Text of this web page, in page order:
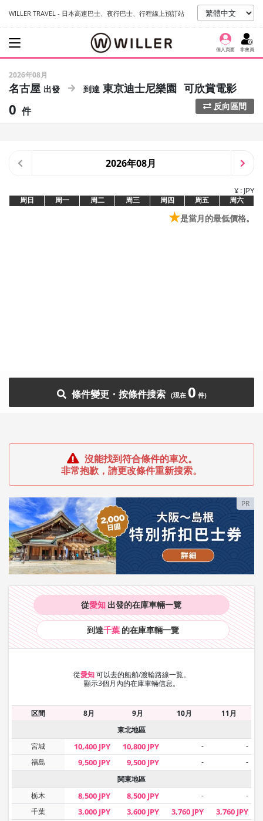
WILLER TRAVEL - 日本高速巴士、夜行巴士、行程線上預訂站
個人頁面 非會員
2026年08月
名古屋 東京迪士尼樂園 可欣賞電影
0 件 反向區間
2026年08月
¥ : JPY
周日 周一 周二 周三 周四 周五 周六
★是當月的最低價格。
條件變更・按條件搜索 0
沒能找到符合條件的車次。
非常抱歉，請更改條件重新搜索。
PR
從愛知 出發的在庫車輛一覽
到達千葉 的在庫車輛一覽
從愛知 可以去的船舶/渡輪路線一覧。
顯示3個月內的在庫車輛信息。
区間 8月 9月 10月
11月
東北地區
宮城
10,400 JPY 10,800 JPY -
-
福島
9,500 JPY 9,500 JPY -
-
関東地區
栃木
8,500 JPY 8,500 JPY -
-
千葉
3,000 JPY 3,600 JPY 3,760 JPY 3,760 JPY